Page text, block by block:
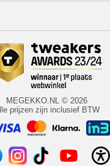
MEGEKKO.NL © 2026
prijzen zijn inclusief BTW